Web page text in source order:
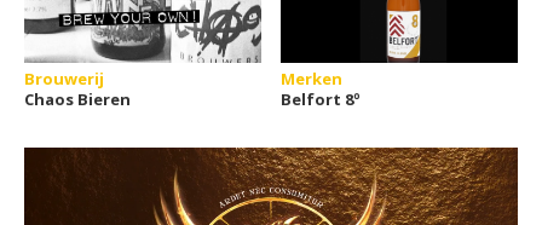
Brouwerij
Chaos Bieren
Merken
Belfort 8º